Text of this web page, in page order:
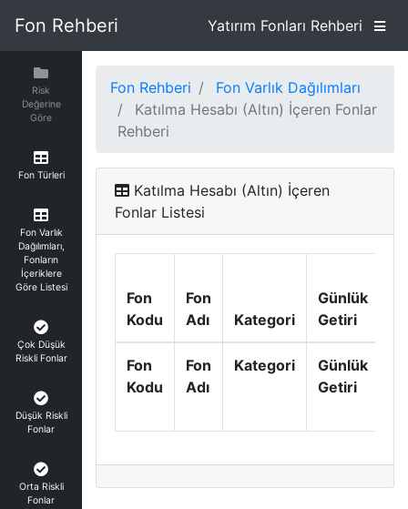
Fon Rehberi Yatırım Fonları Rehberi
Risk
Değerine
Göre
Fon Türleri
Fon Varlık
Dağılımları,
Fonların
İçeriklere
Göre Listesi
Çok Düşük
Riskli Fonlar
Düşük Riskli
Fonlar
Orta Riskli
Fonlar
Fon Rehberi
Fon Varlık Dağılımları
Katılma Hesabı (Altın) İçeren Fonlar
Rehberi
Katılma Hesabı (Altın) İçeren
Fonlar Listesi
Fon
Kodu
Fon
Adı
Kategori
Günlük
Getiri
Fon
Kodu
Fon
Adı
Kategori
Günlük
Getiri